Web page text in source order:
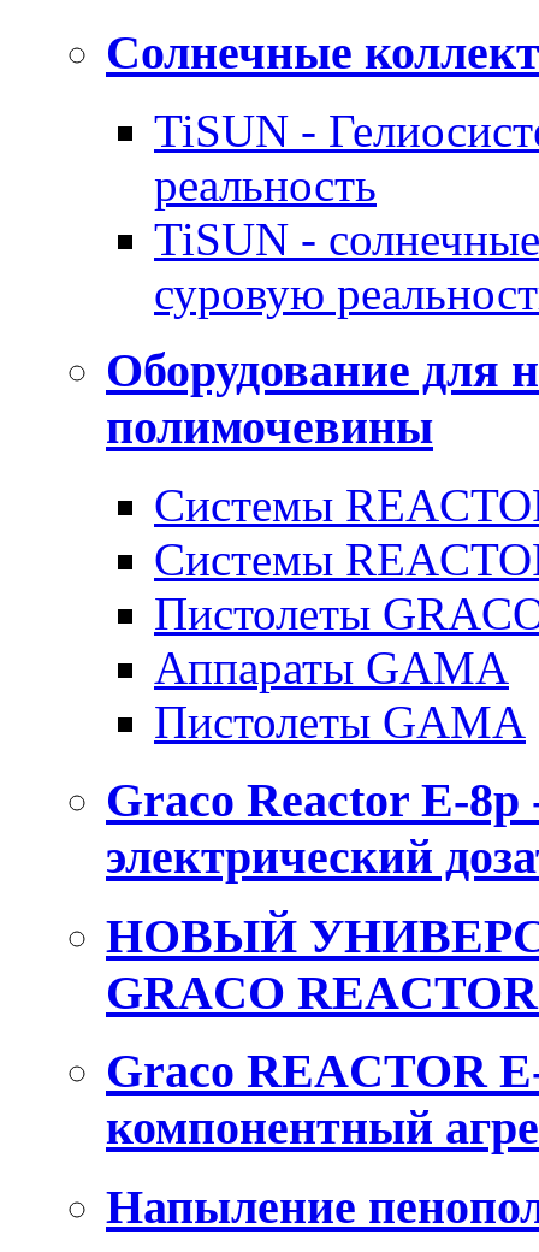
Солнечные
TiSUN -
реальность
TiSUN -
суровую
Оборудование
полимочевины
Системы
Системы
Пистолеты
Аппараты GAMA
Пистолеты GAMA
Graco Reactor E-
электрический
НОВЫЙ
GRACO
Graco REACTOR
компонентный
Напыление